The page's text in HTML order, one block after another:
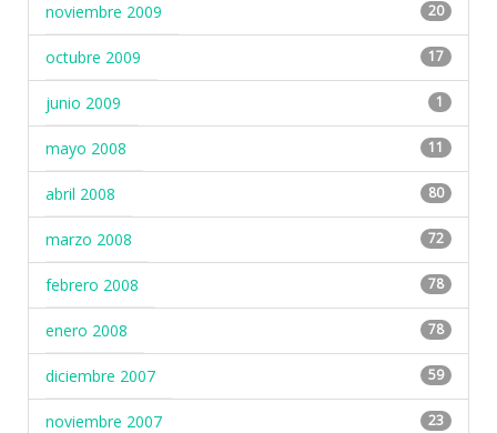
noviembre 2009 20
octubre 2009 17
junio 2009 1
mayo 2008 11
abril 2008 80
marzo 2008 72
febrero 2008 78
enero 2008 78
diciembre 2007 59
noviembre 2007 23